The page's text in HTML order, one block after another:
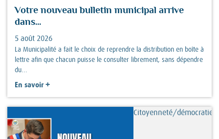
Votre nouveau bulletin municipal arrive
dans...
5 août 2026
La Municipalité a fait le choix de reprendre la distribution en boîte à
lettre afin que chacun puisse le consulter librement, sans dépendre
du...
En savoir +
Citoyenneté/démocratie